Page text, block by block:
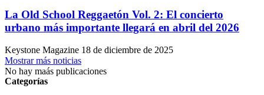
La Old School Reggaetón Vol. 2: El concierto
urbano más importante llegará en abril del 2026
Keystone Magazine 18 de diciembre de 2025
Mostrar más noticias
No hay maás publicaciones
Categorías